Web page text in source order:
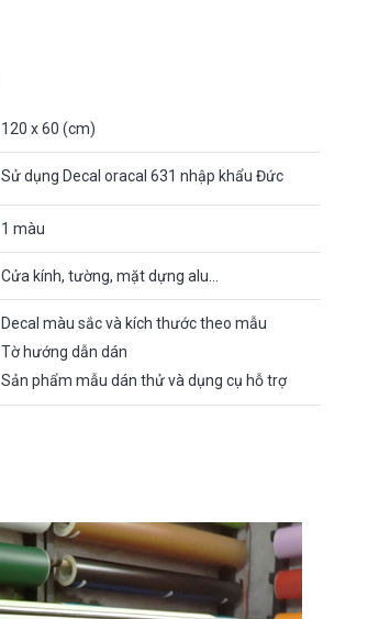
120 x 60 (cm)
Sử dụng Decal oracal 631 nhập khẩu Đức
1 màu
Cửa kính, tường, mặt dựng alu…
Decal màu sắc và kích thước theo mẫu
Tờ hướng dẫn dán
Sản phẩm mẫu dán thử và dụng cụ hỗ trợ